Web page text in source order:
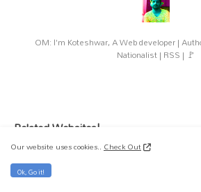
OM: I'm Koteshwar, A Web developer |
Nationalist | RSS | 🚩
Related Websites!
RSS
Rashtriya Sewa Bharati
Our website uses cookies..Check Out
Ok, Go it!